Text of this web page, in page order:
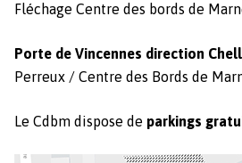
Fléchage Cen­tre des bor­ds de
Porte de Vin­cennes direc­tion
Per­reux / Cen­tre des Bor­ds de
Le Cdbm dis­pose de park­ings